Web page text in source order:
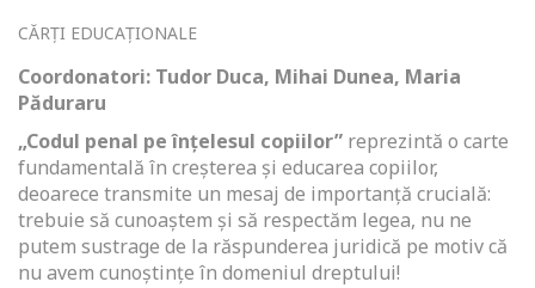
CĂRȚI EDUCAȚIONALE
Coordonatori: Tudor Duca, Mihai Dunea, Maria
Păduraru
„Codul penal pe înțelesul copiilor” reprezintă o carte
fundamentală în creșterea și educarea copiilor,
deoarece transmite un mesaj de importanță crucială:
trebuie să cunoaștem și să respectăm legea, nu ne
putem sustrage de la răspunderea juridică pe motiv că
nu avem cunoștințe în domeniul dreptului!